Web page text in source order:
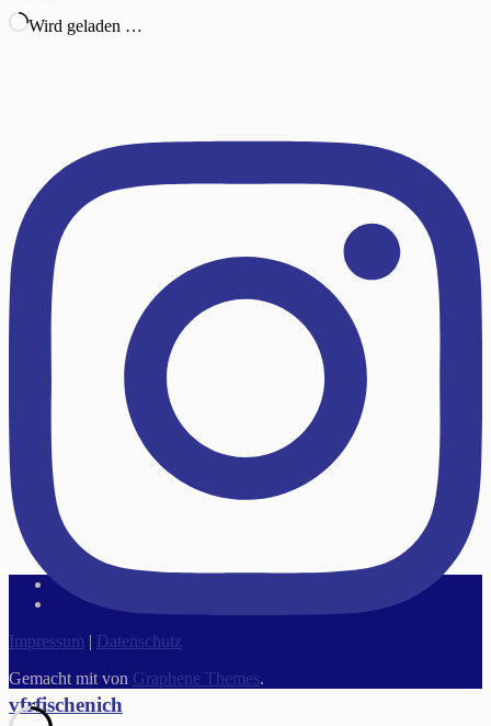
Wird geladen …
vfrfischenich
Impressum | Datenschutz
Gemacht mit von Graphene Themes.